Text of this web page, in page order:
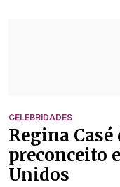
CELEBRIDADES
Regina
preconceito
Unidos